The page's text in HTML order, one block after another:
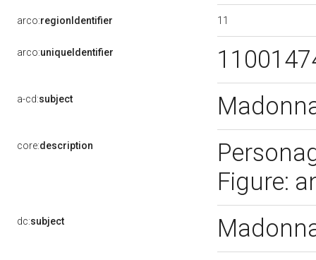
arco:regionIdentifier 11
arco:uniqueIdentifier
a-cd:subject
core:description
Figure:
dc:subject